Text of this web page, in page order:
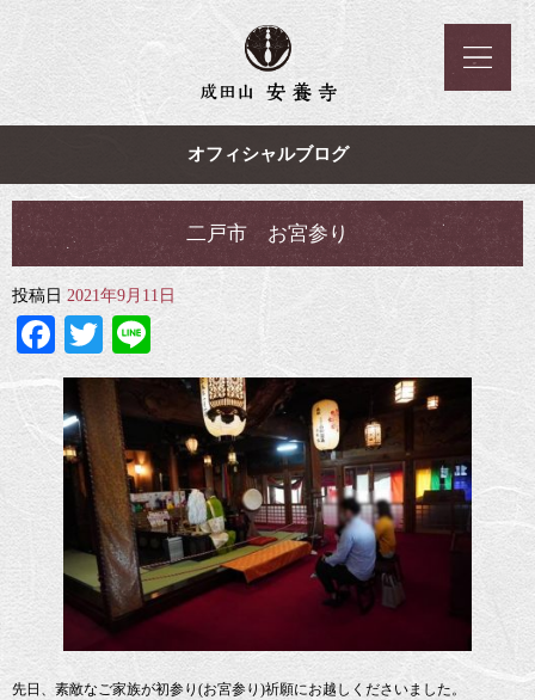
オフィシャルブログ
二戸市 お宮参り
投稿日 2021年9月11日
Facebook
Twitter
Line
先日、素敵なご家族が初参り(お宮参り)祈願にお越しくださいました。